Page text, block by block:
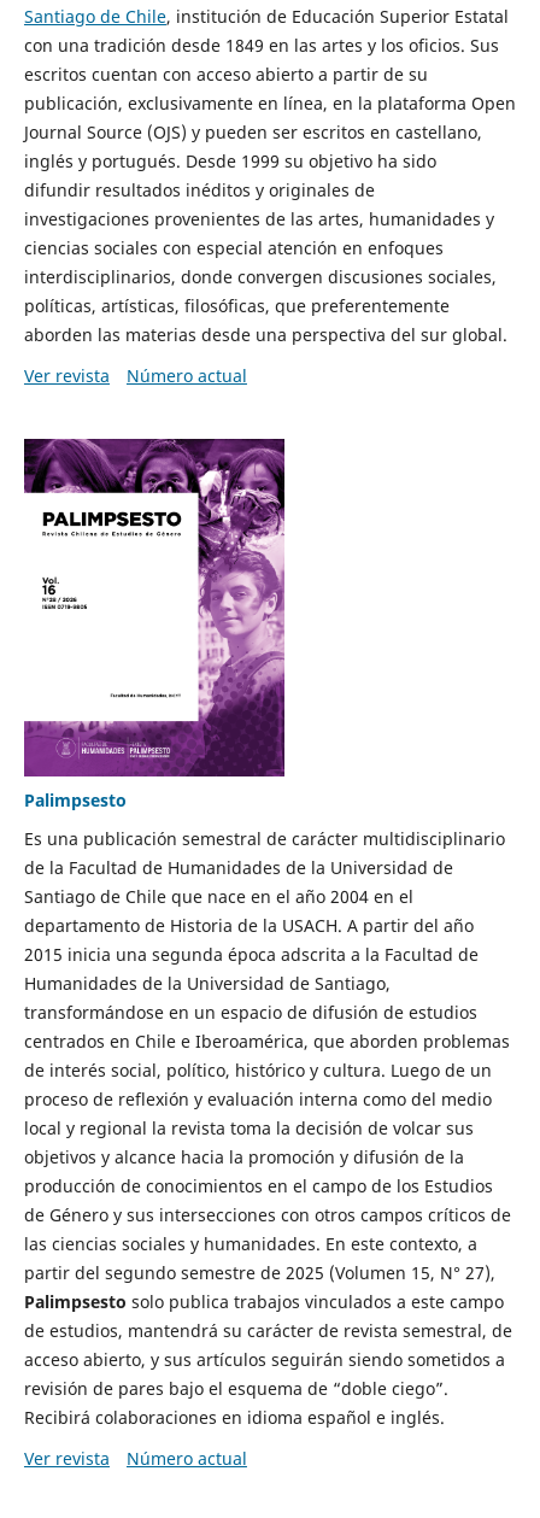
Santiago de Chile, institución de Educación Superior Estatal
con una tradición desde 1849 en las artes y los oficios. Sus
escritos cuentan con acceso abierto a partir de su
publicación, exclusivamente en línea, en la plataforma Open
Journal Source (OJS) y pueden ser escritos en castellano,
inglés y portugués. Desde 1999 su objetivo ha sido
difundir resultados inéditos y originales de
investigaciones provenientes de las artes, humanidades y
ciencias sociales con especial atención en enfoques
interdisciplinarios, donde convergen discusiones sociales,
políticas, artísticas, filosóficas, que preferentemente
aborden las materias desde una perspectiva del sur global.
Ver revista
Número actual
Palimpsesto
Es una publicación semestral de carácter multidisciplinario
de la Facultad de Humanidades de la Universidad de
Santiago de Chile que nace en el año 2004 en el
departamento de Historia de la USACH. A partir del año
2015 inicia una segunda época adscrita a la Facultad de
Humanidades de la Universidad de Santiago,
transformándose en un espacio de difusión de estudios
centrados en Chile e Iberoamérica, que aborden problemas
de interés social, político, histórico y cultura. Luego de un
proceso de reflexión y evaluación interna como del medio
local y regional la revista toma la decisión de volcar sus
objetivos y alcance hacia la promoción y difusión de la
producción de conocimientos en el campo de los Estudios
de Género y sus intersecciones con otros campos críticos de
las ciencias sociales y humanidades. En este contexto, a
partir del segundo semestre de 2025 (Volumen 15, N° 27),
Palimpsesto solo publica trabajos vinculados a este campo
de estudios, mantendrá su carácter de revista semestral, de
acceso abierto, y sus artículos seguirán siendo sometidos a
revisión de pares bajo el esquema de “doble ciego”.
Recibirá colaboraciones en idioma español e inglés.
Ver revista
Número actual